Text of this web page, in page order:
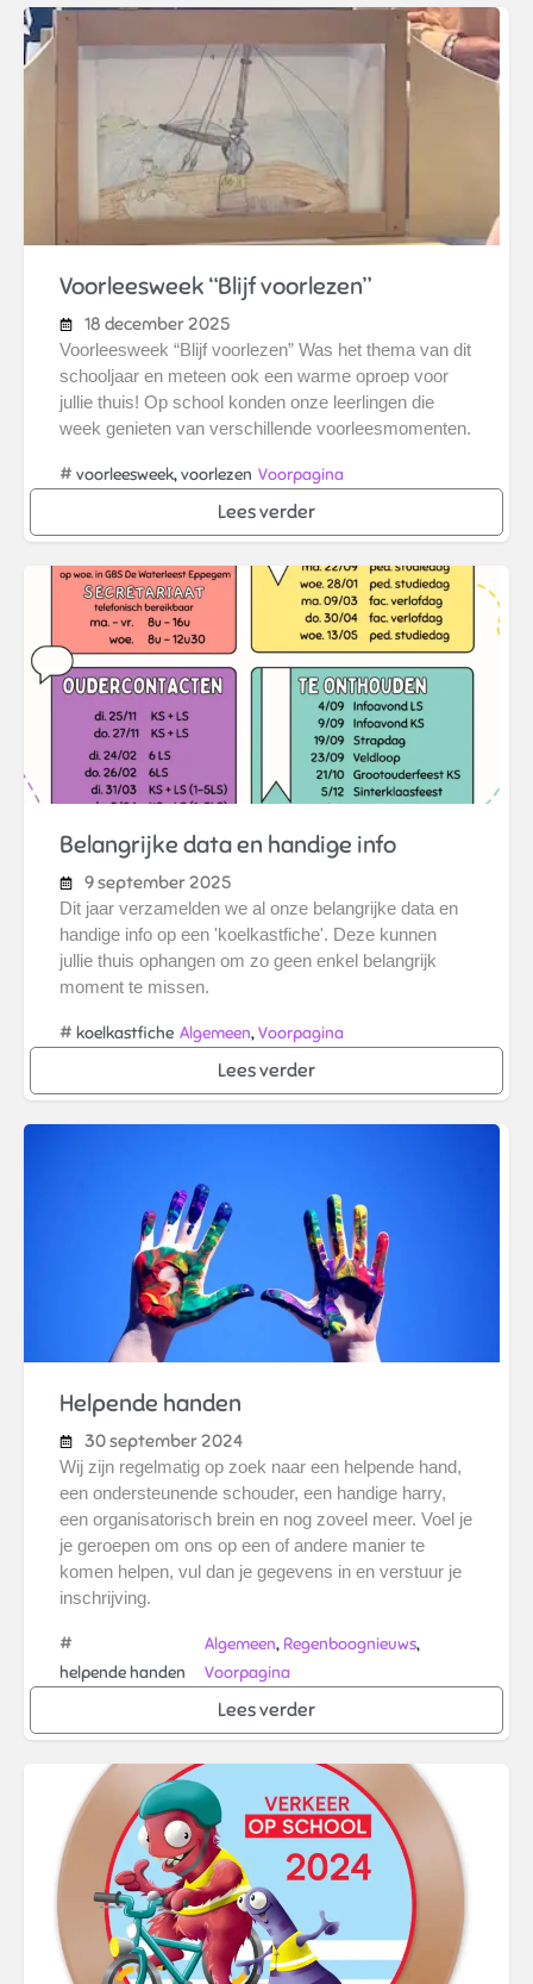
Voorleesweek “Blijf voorlezen”
18 december 2025
Voorleesweek “Blijf voorlezen” Was het thema van dit
schooljaar en meteen ook een warme oproep voor
jullie thuis! Op school konden onze leerlingen die
week genieten van verschillende voorleesmomenten.
# voorleesweek,voorlezen Voorpagina
Lees verder
Belangrijke data en handige info
9 september 2025
Dit jaar verzamelden we al onze belangrijke data en
handige info op een 'koelkastfiche'. Deze kunnen
jullie thuis ophangen om zo geen enkel belangrijk
moment te missen.
# koelkastfiche Algemeen,Voorpagina
Lees verder
Helpende handen
30 september 2024
Wij zijn regelmatig op zoek naar een helpende hand,
een ondersteunende schouder, een handige harry,
een organisatorisch brein en nog zoveel meer. Voel je
je geroepen om ons op een of andere manier te
komen helpen, vul dan je gegevens in en verstuur je
inschrijving.
#
helpende handen
Algemeen,Regenboognieuws,
Voorpagina
Lees verder